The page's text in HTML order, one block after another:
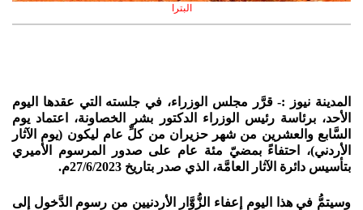
البترا
المدينة نيوز :- قرَّر مجلس الوزراء، في جلسته التي عقدها اليوم
الأحد، برئاسة رئيس الوزراء الدكتور بشر الخصاونة، اعتماد يوم
السَّابع والعشرين من شهر حزيران من كلِّ عام ليكون (يوم الآثار
الأردني)، احتفاءً بمضيّ مئة عام على صدور المرسوم الأميري
بتأسيس دائرة الآثار العامَّة، الذي صدر بتاريخ 27/6/2023م.
وسيتمُّ في هذا اليوم إعفاء الزُّوَّار الأردنيين من رسوم الدَّخول إلى